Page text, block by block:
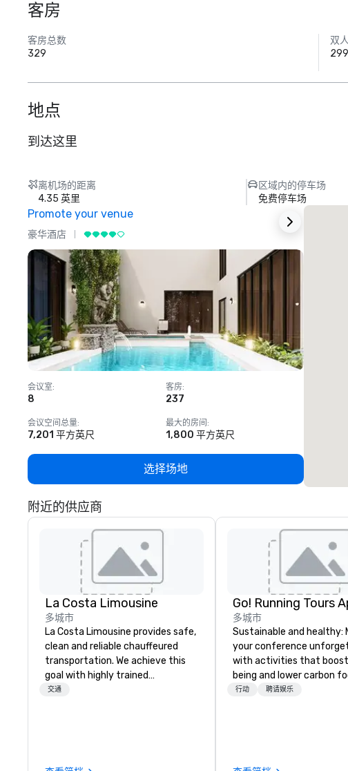
客房
客房总数
329
双
299
地点
到达这里
离机场的距离
4.35 英里
区域内的停车场
免费停车场
Promote your venue
豪华酒店
会议室:
8
客房:
237
会议空间总量:
7,201 平方英尺
最大的房间 :
1,800 平方英尺
选择场地
附近的供应商
La Costa Limousine
多城市
La Costa Limousine provides safe,
clean and reliable chauffeured
transportation. We achieve this
goal with highly trained
chauffeurs, the newest vehicles
交通
Go! Running Tours
多城市
Sustainable and healthy:
your conference
with activities that
being and lower carbon
Explore the world on the
行动 聘请娱乐